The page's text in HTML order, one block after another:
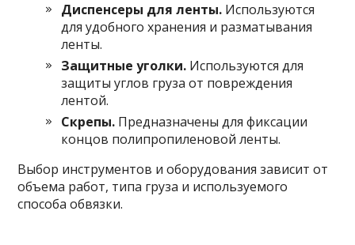
Диспенсеры для ленты. Используются
для удобного хранения и разматывания
ленты.
Защитные уголки. Используются для
защиты углов груза от повреждения
лентой.
Скрепы. Предназначены для фиксации
концов полипропиленовой ленты.
Выбор инструментов и оборудования зависит от
объема работ, типа груза и используемого
способа обвязки.